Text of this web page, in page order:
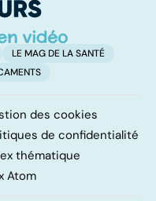
LE MAG DE LA SANTÉ
des cookies
de confidentialité
thématique
Atom